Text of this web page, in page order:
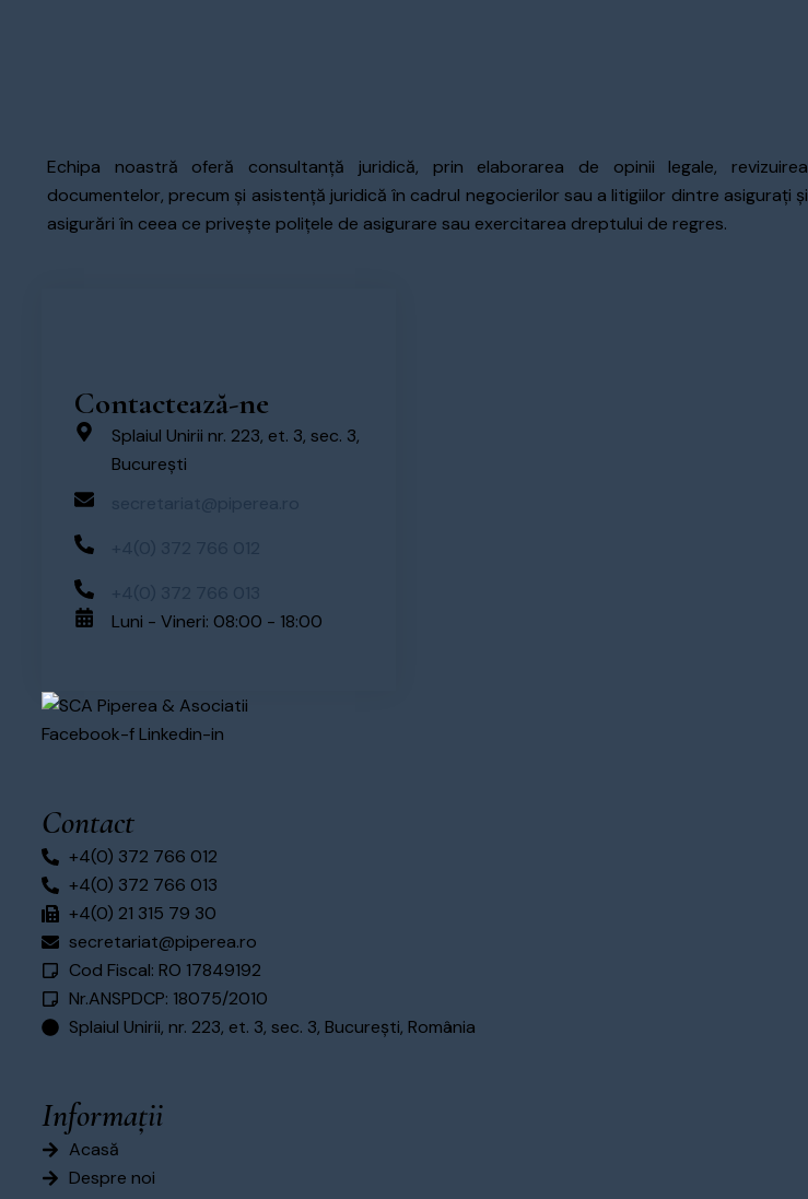
Echipa noastră oferă consultanță juridică, prin elaborarea de opinii legale, revizuirea
documentelor, precum și asistență juridică în cadrul negocierilor sau a litigiilor dintre asigurați și
asigurări în ceea ce privește polițele de asigurare sau exercitarea dreptului de regres.
Contactează-ne
Splaiul Unirii nr. 223, et. 3, sec. 3,
București
Luni - Vineri: 08:00 - 18:00
Facebook-fLinkedin-in
Contact
+4(0) 372 766 012
+4(0) 372 766 013
+4(0) 21 315 79 30
secretariat@piperea.ro
Cod Fiscal: RO 17849192
Nr.ANSPDCP: 18075/2010
Splaiul Unirii, nr. 223, et. 3, sec. 3, București, România
Informații
Acasă
Despre noi